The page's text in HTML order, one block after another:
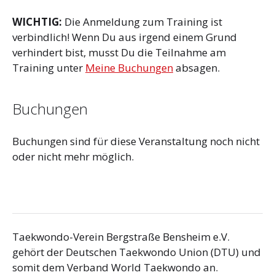
WICHTIG: Die Anmeldung zum Training ist
verbindlich! Wenn Du aus irgend einem Grund
verhindert bist, musst Du die Teilnahme am
Training unter Meine Buchungenabsagen.
Buchungen
Buchungen sind für diese Veranstaltung noch nicht
oder nicht mehr möglich.
Taekwondo-Verein Bergstraße Bensheim e.V.
gehört der Deutschen Taekwondo Union (DTU) und
somit dem Verband World Taekwondo an.